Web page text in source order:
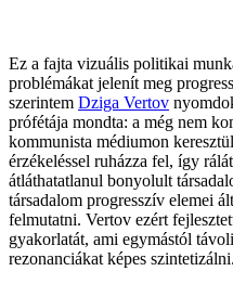
Ez a fajta vizuális politikai
problémákat jelenít meg
szerintem Dziga Vertov
prófétája mondta: a még nem
kommunista médiumon
érzékeléssel ruházza fel, így
átláthatatlanul bonyolult
társadalom progresszív elemei
felmutatni. Vertov ezért
gyakorlatát, ami egymástól
rezonanciákat képes szintetizálni.